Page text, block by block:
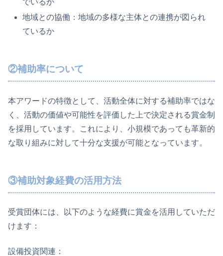
地域との協働：地域の多様な主体との連携が図られ
ているか
②補助率について
本アワードの特徴として、活動全体に対する補助率ではな
く、活動の価値や可能性を評価した上で決定される賞金制
を採用しています。これにより、小規模であっても革新的
な取り組みに対して十分な支援が可能となっています。
③補助対象経費の活用方法
受賞団体には、以下のような経費に賞金を活用していただ
けます：
設備投資関連：